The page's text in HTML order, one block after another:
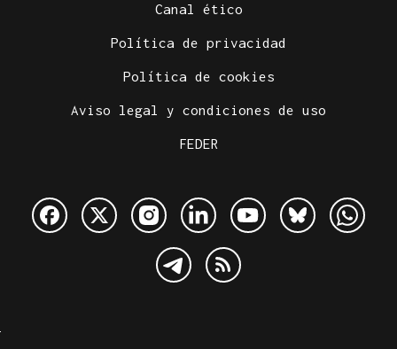
Canal ético
Política de privacidad
Política de cookies
Aviso legal y condiciones de uso
FEDER